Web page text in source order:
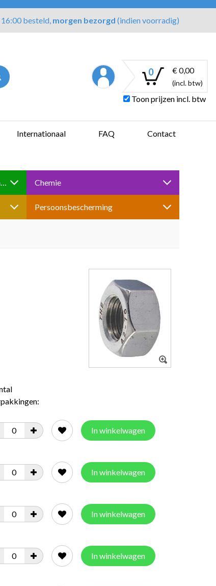
besteld, morgen bezorgd (indien voorradig)
0 € 0,00
(incl. btw)
Toon prijzen incl. btw
Internationaal FAQ Contact
Boren-Tappen-Slijpen-Schuren-Zagen Chemie
Persoonsbescherming
In winkelwagen
In winkelwagen
In winkelwagen
In winkelwagen